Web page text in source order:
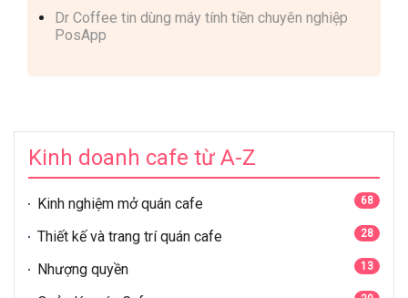
Dr Coffee tin dùng máy tính tiền chuyên nghiệp
PosApp
Kinh doanh cafe từ A-Z
Kinh nghiệm mở quán cafe 68
Thiết kế và trang trí quán cafe 28
Nhượng quyền 13